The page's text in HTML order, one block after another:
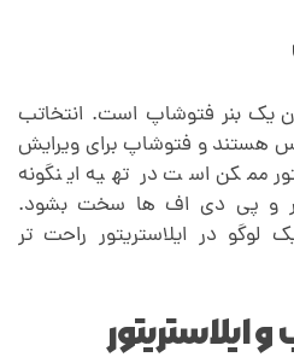
یک بنر فتوشاپ است. انتخاتب
و فتوشاپ برای ویرایش
ممکن است در تهیه اینگونه
و پی دی اف ها سخت بشود.
لوگو در ایلاستریتور راحت تر